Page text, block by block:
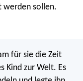
werden sollen.
für sie die Zeit
Kind zur Welt. Es